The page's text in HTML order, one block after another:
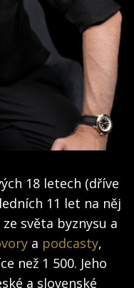
18 letech (dříve
11 let na něj
světa byznysu a
a podcasty,
než 1 500. Jeho
a slovenské